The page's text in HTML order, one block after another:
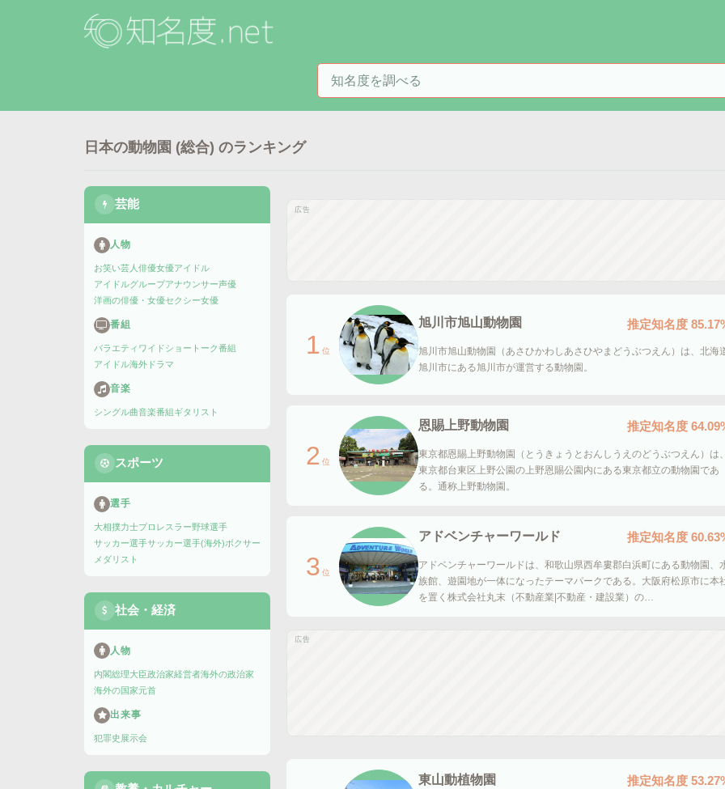
知名度を検索
日本の動物園 (総合) のランキング
芸能
人物
お笑い芸人 俳優女優アイドル
アイドルグループアナウンサー声優
洋画の俳優・女優セクシー女優
番組
バラエティ ワイドショー トーク番組
アイドル海外ドラマ
音楽
シングル曲音楽番組ギタリスト
スポーツ
選手
大相撲力士プロレスラー野球選手
サッカー選手サッカー選手(海外)ボクサー
メダリスト
社会・経済
人物
内閣総理大臣政治家経営者海外の政治家
海外の国家元首
出来事
犯罪史 展示会
広告
1 位
旭川市旭山動物園 推定知名度
旭川市旭山動物園（あさひかわしあさひやまどうぶつえん）は、北海
旭川市にある旭川市が運営する動物園。
2 位
恩賜上野動物園 推定知名度
東京都恩賜上野動物園（とうきょうとおんしうえのどうぶつえん）は、
東京都台東区上野公園の上野恩賜公園内にある東京都立の動物園であ
る。通称上野動物園。
3 位
アドベンチャーワールド 推定知名度
アドベンチャーワールドは、和歌山県西牟婁郡白浜町にある動物園、
族館、遊園地が一体になったテーマパークである。大阪府松原市に本
を置く株式会社丸末（不動産業|不動産・建設業）の…
広告
東山動植物園 推定知名度